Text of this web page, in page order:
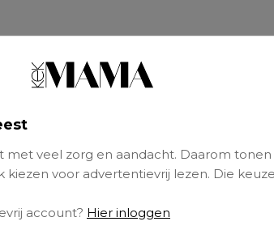
veel zorg en aandacht. Daarom tonen
kiezen voor advertentievrij lezen. Die
account? Hier inloggen
dat jongeren en